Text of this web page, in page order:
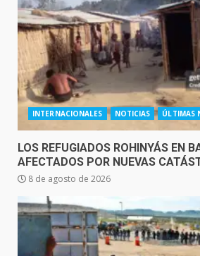
INTERNACIONALES NOTICIAS ÚLTIMAS
LOS REFUGIADOS ROHINYÁS EN
AFECTADOS POR NUEVAS
8 de agosto de 2026